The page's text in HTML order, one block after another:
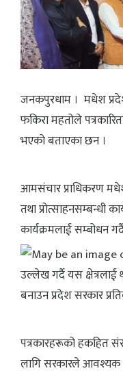
जनकपुरधाम । मधेश
फकिरा महतोले
भएको बताएका छन ।
आमसंचार प्राधिकरण मधेश
तथा प्रोत्साहनसम्बन्धी
कार्यक्रमलाई सम्बोधन
उल्लेख गर्दै यस क्षेत्रलाई
बनाउन प्रदेश सरकार
पत्रकारहरूको हकहित
लागि सरकारले आवश्यक